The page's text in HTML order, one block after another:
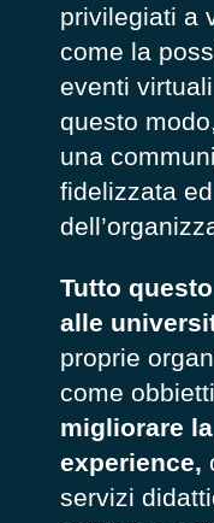
privilegiati a
come la
eventi
questo
una
fidelizzata
Tutto
alle
proprie
come
migliorare
experience,
servizi